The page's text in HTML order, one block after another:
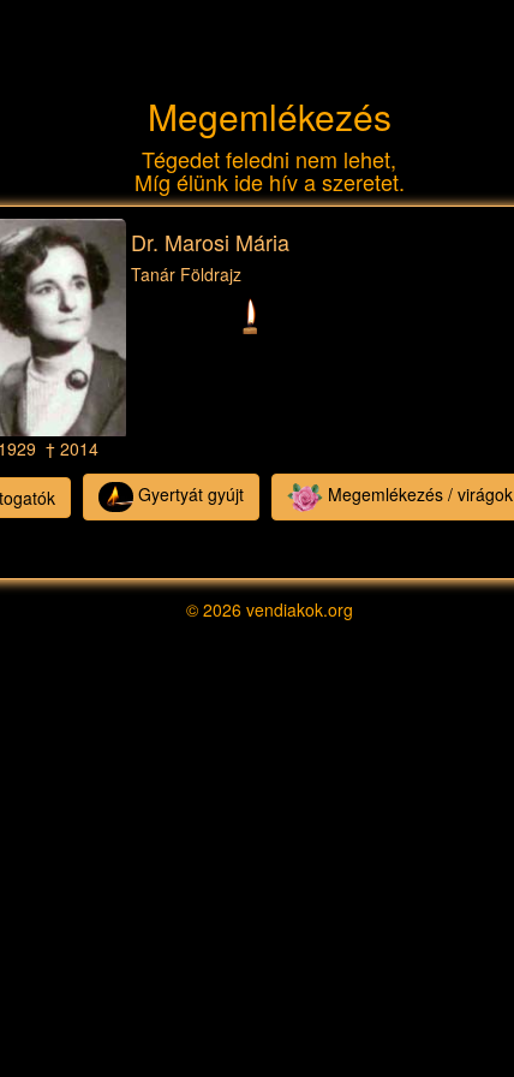
Megemlékezés
Tégedet feledni nem lehet,
Míg élünk ide hív a szeretet.
† 2014
Dr. Marosi Mária
Tanár Földrajz
Gyertyát gyújt Megemlékezés / virágok
© 2026vendiakok.org